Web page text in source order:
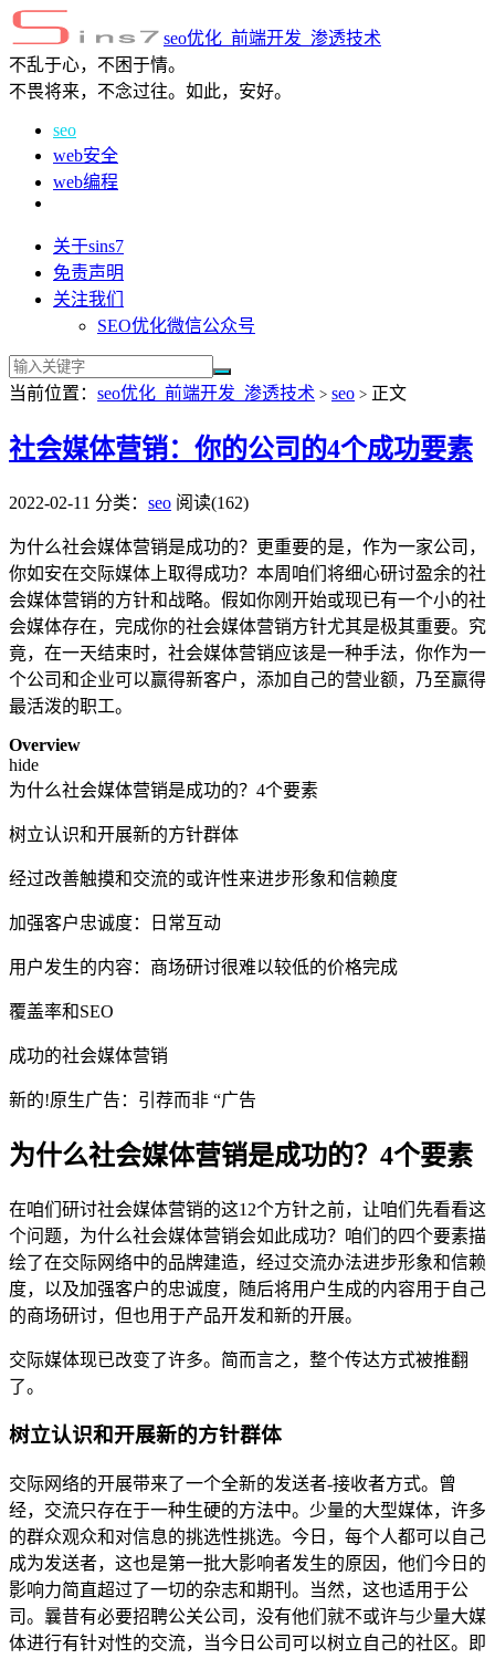
seo优化_前端开发_渗透技术
不乱于心，不困于情。
不畏将来，不念过往。如此，安好。
seo
web安全
web编程
关于sins7
免责声明
关注我们
SEO优化微信公众号
当前位置： seo优化_前端开发_渗透技术 > seo > 正文
社会媒体营销：你的公司的4个成功要素
2022-02-11 分类： seo 阅读(162)
为什么社会媒体营销是成功的？更重要的是，作为一家公司，
你如安在交际媒体上取得成功？本周咱们将细心研讨盈余的社
会媒体营销的方针和战略。假如你刚开始或现已有一个小的社
会媒体存在，完成你的社会媒体营销方针尤其是极其重要。究
竟，在一天结束时，社会媒体营销应该是一种手法，你作为一
个公司和企业可以赢得新客户，添加自己的营业额，乃至赢得
最活泼的职工。
Overview
hide
为什么社会媒体营销是成功的？4个要素
树立认识和开展新的方针群体
经过改善触摸和交流的或许性来进步形象和信赖度
加强客户忠诚度：日常互动
用户发生的内容：商场研讨很难以较低的价格完成
覆盖率和SEO
成功的社会媒体营销
新的!原生广告：引荐而非 “广告
为什么社会媒体营销是成功的？4个要素
在咱们研讨社会媒体营销的这12个方针之前，让咱们先看看这
个问题，为什么社会媒体营销会如此成功？咱们的四个要素描
绘了在交际网络中的品牌建造，经过交流办法进步形象和信赖
度，以及加强客户的忠诚度，随后将用户生成的内容用于自己
的商场研讨，但也用于产品开发和新的开展。
交际媒体现已改变了许多。简而言之，整个传达方式被推翻
了。
树立认识和开展新的方针群体
交际网络的开展带来了一个全新的发送者-接收者方式。曾
经，交流只存在于一种生硬的方法中。少量的大型媒体，许多
的群众观众和对信息的挑选性挑选。今日，每个人都可以自己
成为发送者，这也是第一批大影响者发生的原因，他们今日的
影响力简直超过了一切的杂志和期刊。当然，这也适用于公
司。曩昔有必要招聘公关公司，没有他们就不或许与少量大媒
体进行有针对性的交流，当今日公司可以树立自己的社区。即